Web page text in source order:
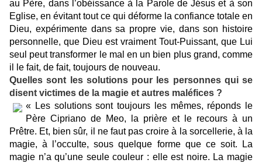
au Père, dans l’obéissance à la Parole de Jésus et à son
Eglise, en évitant tout ce qui déforme la confiance totale en
Dieu, expérimente dans sa propre vie, dans son histoire
personnelle, que Dieu est vraiment Tout-Puissant, que Lui
seul peut transformer le mal en un bien plus grand, comme
il le fait, de fait, toujours de nouveau.
Quelles sont les solutions pour les personnes qui se
disent victimes de la magie et autres maléfices ?
« Les solutions sont toujours les mêmes, réponds le
Père Cipriano de Meo, la prière et le recours à un
Prêtre. Et, bien sûr, il ne faut pas croire à la sorcellerie, à la
magie, à l’occulte, sous quelque forme que ce soit. La
magie n’a qu’une seule couleur : elle est noire. La magie